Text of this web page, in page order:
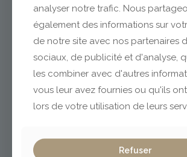
Clermont-
04 73 42 18 38
lexpo@gabriel-sa.fr
Vichy / Cusset
analyser notre trafic. Nous
également des informations sur
de notre site avec nos partenaires
sociaux, de publicité et d'analyse,
les combiner avec d'autres
vous leur avez fournies ou qu'ils
lors de votre utilisation de leurs
Refuser